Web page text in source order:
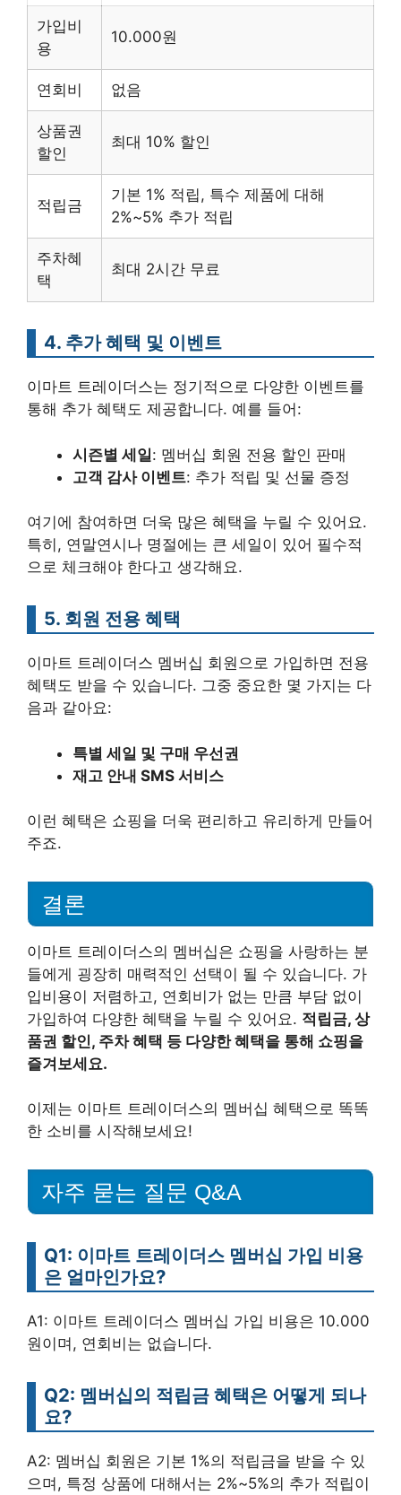
가입비
용
10.000원
연회비 없음
상품권
할인
최대 10% 할인
적립금
기본 1% 적립, 특수 제품에 대해
2%~5% 추가 적립
주차혜
택
최대 2시간 무료
4. 추가 혜택 및 이벤트
이마트 트레이더스는 정기적으로 다양한 이벤트를
통해 추가 혜택도 제공합니다. 예를 들어:
시즌별 세일: 멤버십 회원 전용 할인 판매
고객 감사 이벤트: 추가 적립 및 선물 증정
여기에 참여하면 더욱 많은 혜택을 누릴 수 있어요.
특히, 연말연시나 명절에는 큰 세일이 있어 필수적
으로 체크해야 한다고 생각해요.
5. 회원 전용 혜택
이마트 트레이더스 멤버십 회원으로 가입하면 전용
혜택도 받을 수 있습니다. 그중 중요한 몇 가지는 다
음과 같아요:
특별 세일 및 구매 우선권
재고 안내 SMS 서비스
이런 혜택은 쇼핑을 더욱 편리하고 유리하게 만들어
주죠.
결론
이마트 트레이더스의 멤버십은 쇼핑을 사랑하는 분
들에게 굉장히 매력적인 선택이 될 수 있습니다. 가
입비용이 저렴하고, 연회비가 없는 만큼 부담 없이
가입하여 다양한 혜택을 누릴 수 있어요. 적립금, 상
품권 할인, 주차 혜택 등 다양한 혜택을 통해 쇼핑을
즐겨보세요.
이제는 이마트 트레이더스의 멤버십 혜택으로 똑똑
한 소비를 시작해보세요!
자주 묻는 질문 Q&A
Q1: 이마트 트레이더스 멤버십 가입 비용
은 얼마인가요?
A1: 이마트 트레이더스 멤버십 가입 비용은 10.000
원이며, 연회비는 없습니다.
Q2: 멤버십의 적립금 혜택은 어떻게 되나
요?
A2: 멤버십 회원은 기본 1%의 적립금을 받을 수 있
으며, 특정 상품에 대해서는 2%~5%의 추가 적립이